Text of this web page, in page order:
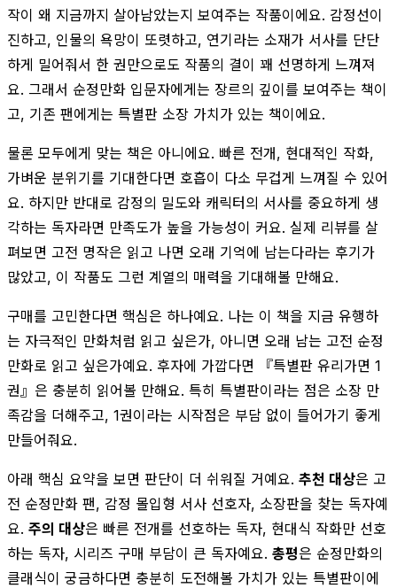
작이 왜 지금까지 살아남았는지 보여주는 작품이에요. 감정선이
진하고, 인물의 욕망이 또렷하고, 연기라는 소재가 서사를 단단
하게 밀어줘서 한 권만으로도 작품의 결이 꽤 선명하게 느껴져
요. 그래서 순정만화 입문자에게는 장르의 깊이를 보여주는 책이
고, 기존 팬에게는 특별판 소장 가치가 있는 책이에요.
물론 모두에게 맞는 책은 아니에요. 빠른 전개, 현대적인 작화,
가벼운 분위기를 기대한다면 호흡이 다소 무겁게 느껴질 수 있어
요. 하지만 반대로 감정의 밀도와 캐릭터의 서사를 중요하게 생
각하는 독자라면 만족도가 높을 가능성이 커요. 실제 리뷰를 살
펴보면 고전 명작은 읽고 나면 오래 기억에 남는다라는 후기가
많았고, 이 작품도 그런 계열의 매력을 기대해볼 만해요.
구매를 고민한다면 핵심은 하나예요. 나는 이 책을 지금 유행하
는 자극적인 만화처럼 읽고 싶은가, 아니면 오래 남는 고전 순정
만화로 읽고 싶은가예요. 후자에 가깝다면 『특별판 유리가면 1
권』은 충분히 읽어볼 만해요. 특히 특별판이라는 점은 소장 만
족감을 더해주고, 1권이라는 시작점은 부담 없이 들어가기 좋게
만들어줘요.
아래 핵심 요약을 보면 판단이 더 쉬워질 거예요. 추천 대상은 고
전 순정만화 팬, 감정 몰입형 서사 선호자, 소장판을 찾는 독자예
요. 주의 대상은 빠른 전개를 선호하는 독자, 현대식 작화만 선호
하는 독자, 시리즈 구매 부담이 큰 독자예요. 총평은 순정만화의
클래식이 궁금하다면 충분히 도전해볼 가치가 있는 특별판이에